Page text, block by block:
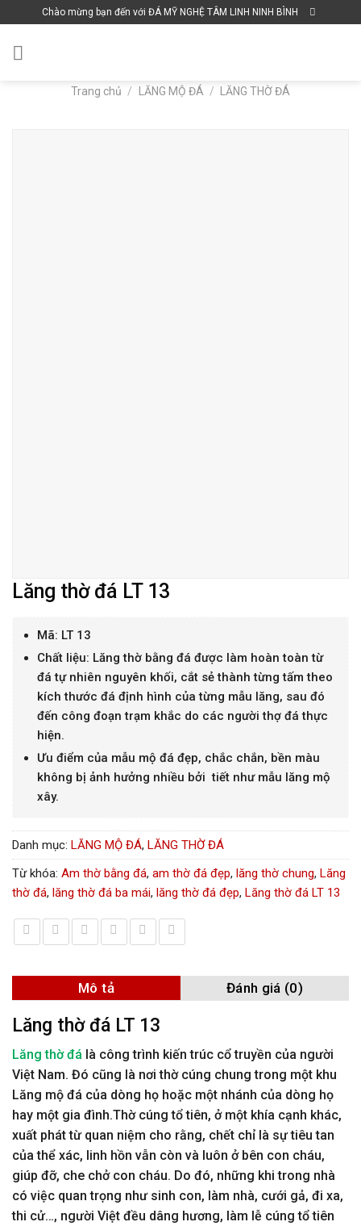
to
content
Chào mừng bạn đến với ĐÁ MỸ NGHỆ TÂM LINH NINH BÌNH
Trang chủ / LĂNG MỘ ĐÁ / LĂNG THỜ ĐÁ
Lăng thờ đá LT 13
Mã: LT 13
Chất liệu: Lăng thờ bằng đá được làm hoàn toàn từ
đá tự nhiên nguyên khối, cắt sẻ thành từng tấm theo
kích thước đá định hình của từng mẫu lăng, sau đó
đến công đoạn trạm khắc do các người thợ đá thực
hiện.
Ưu điểm của mẫu mộ đá đẹp, chắc chắn, bền màu
không bị ảnh hưởng nhiều bởi tiết như mẫu lăng mộ
xây.
Danh mục: LĂNG MỘ ĐÁ, LĂNG THỜ ĐÁ
Từ khóa: Am thờ bằng đá, am thờ đá đẹp, lăng thờ chung, Lăng
thờ đá, lăng thờ đá ba mái, lăng thờ đá đẹp, Lăng thờ đá LT 13
Mô tả Đánh giá (0)
Lăng thờ đá LT 13
Lăng thờ đá là công trình kiến trúc cổ truyền của người
Việt Nam. Đó cũng là nơi thờ cúng chung trong một khu
Lăng mộ đá của dòng họ hoặc một nhánh của dòng họ
hay một gia đình.Thờ cúng tổ tiên, ở một khía cạnh khác,
xuất phát từ quan niệm cho rằng, chết chỉ là sự tiêu tan
của thể xác, linh hồn vẫn còn và luôn ở bên con cháu,
giúp đỡ, che chở con cháu. Do đó, những khi trong nhà
có việc quan trọng như sinh con, làm nhà, cưới gả, đi xa,
thi cử…, người Việt đều dâng hương, làm lễ cúng tổ tiên